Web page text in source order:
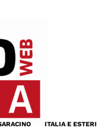
ITALIA E ESTERI